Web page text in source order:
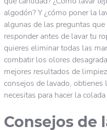
algodón? Y ¿cómo poner la
algunas de las preguntas
responder antes de lavar tu
quieres eliminar todas las
combatir los olores
mejores resultados de
consejos de lavado, obtienes
necesitas para hacer la
Consejos de